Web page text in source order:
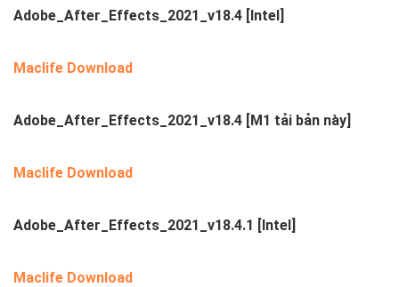
Adobe_After_Effects_2021_v18.4 [Intel]
Maclife Download
Adobe_After_Effects_2021_v18.4 [M1 tải bản này]
Maclife Download
Adobe_After_Effects_2021_v18.4.1 [Intel]
Maclife Download